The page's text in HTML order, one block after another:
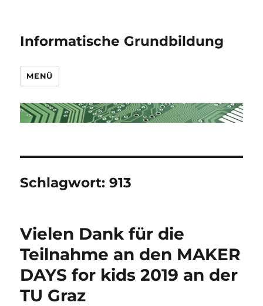
Informatische Grundbildung
MENÜ
Schlagwort:913
Vielen Dank für die
Teilnahme an den MAKER
DAYS for kids 2019 an der
TU Graz